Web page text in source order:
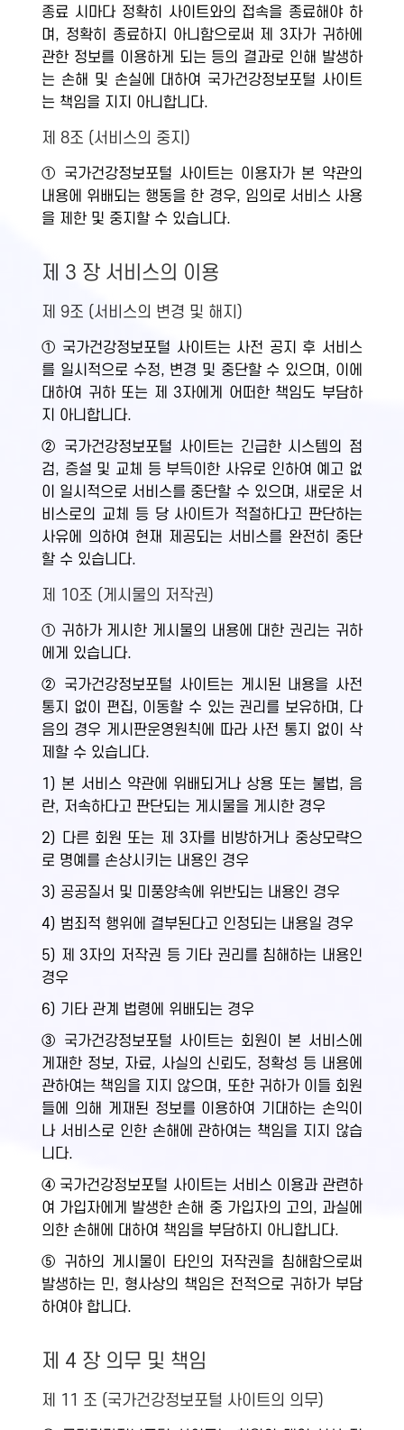
종료 시마다 정확히 사이트와의 접속을 종료해야 하
며, 정확히 종료하지 아니함으로써 제 3자가 귀하에
관한 정보를 이용하게 되는 등의 결과로 인해 발생하
는 손해 및 손실에 대하여 국가건강정보포털 사이트
는 책임을 지지 아니합니다.
제 8조 (서비스의 중지)
① 국가건강정보포털 사이트는 이용자가 본 약관의
내용에 위배되는 행동을 한 경우, 임의로 서비스 사용
을 제한 및 중지할 수 있습니다.
제 3 장 서비스의 이용
제 9조 (서비스의 변경 및 해지)
① 국가건강정보포털 사이트는 사전 공지 후 서비스
를 일시적으로 수정, 변경 및 중단할 수 있으며, 이에
대하여 귀하 또는 제 3자에게 어떠한 책임도 부담하
지 아니합니다.
② 국가건강정보포털 사이트는 긴급한 시스템의 점
검, 증설 및 교체 등 부득이한 사유로 인하여 예고 없
이 일시적으로 서비스를 중단할 수 있으며, 새로운 서
비스로의 교체 등 당 사이트가 적절하다고 판단하는
사유에 의하여 현재 제공되는 서비스를 완전히 중단
할 수 있습니다.
제 10조 (게시물의 저작권)
① 귀하가 게시한 게시물의 내용에 대한 권리는 귀하
에게 있습니다.
② 국가건강정보포털 사이트는 게시된 내용을 사전
통지 없이 편집, 이동할 수 있는 권리를 보유하며, 다
음의 경우 게시판운영원칙에 따라 사전 통지 없이 삭
제할 수 있습니다.
1) 본 서비스 약관에 위배되거나 상용 또는 불법, 음
란, 저속하다고 판단되는 게시물을 게시한 경우
2) 다른 회원 또는 제 3자를 비방하거나 중상모략으
로 명예를 손상시키는 내용인 경우
3) 공공질서 및 미풍양속에 위반되는 내용인 경우
4) 범죄적 행위에 결부된다고 인정되는 내용일 경우
5) 제 3자의 저작권 등 기타 권리를 침해하는 내용인
경우
6) 기타 관계 법령에 위배되는 경우
③ 국가건강정보포털 사이트는 회원이 본 서비스에
게재한 정보, 자료, 사실의 신뢰도, 정확성 등 내용에
관하여는 책임을 지지 않으며, 또한 귀하가 이들 회원
들에 의해 게재된 정보를 이용하여 기대하는 손익이
나 서비스로 인한 손해에 관하여는 책임을 지지 않습
니다.
④ 국가건강정보포털 사이트는 서비스 이용과 관련하
여 가입자에게 발생한 손해 중 가입자의 고의, 과실에
의한 손해에 대하여 책임을 부담하지 아니합니다.
⑤ 귀하의 게시물이 타인의 저작권을 침해함으로써
발생하는 민, 형사상의 책임은 전적으로 귀하가 부담
하여야 합니다.
제 4 장 의무 및 책임
제 11 조 (국가건강정보포털 사이트의 의무)